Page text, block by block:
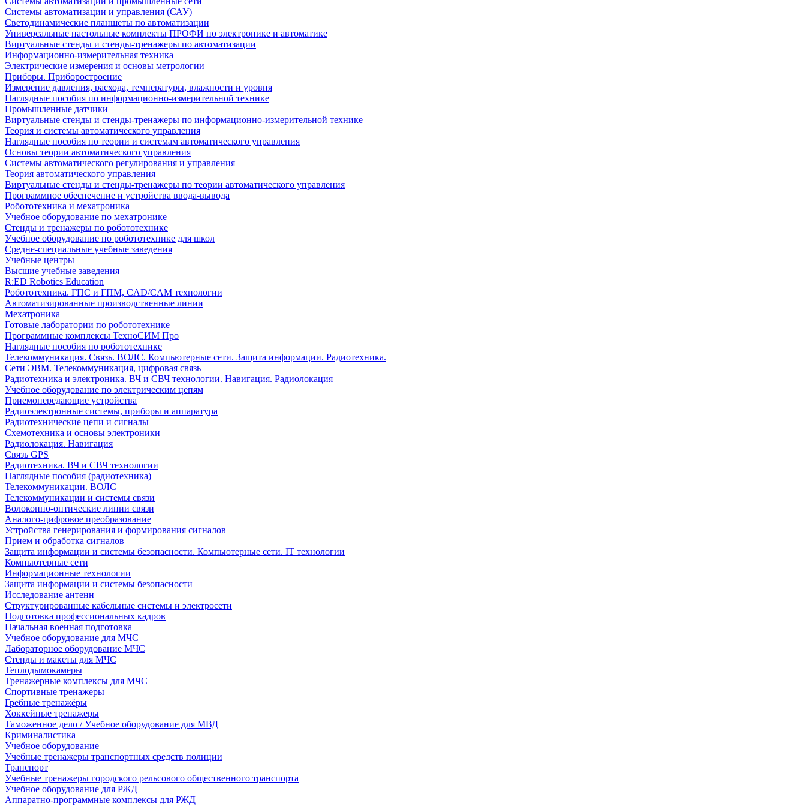
Системы автоматизации и управления (САУ)
Светодинамические планшеты по автоматизации
Универсальные настольные комплекты ПРОФИ по электронике и автоматике
Виртуальные стенды и стенды-тренажеры по автоматизации
Информационно-измерительная техника
Электрические измерения и основы метрологии
Приборы. Приборостроение
Измерение давления, расхода, температуры, влажности и уровня
Наглядные пособия по информационно-измерительной технике
Промышленные датчики
Виртуальные стенды и стенды-тренажеры по информационно-измерительной технике
Теория и системы автоматического управления
Наглядные пособия по теории и системам автоматического управления
Основы теории автоматического управления
Системы автоматического регулирования и управления
Теория автоматического управления
Виртуальные стенды и стенды-тренажеры по теории автоматического управления
Программное обеспечение и устройства ввода-вывода
Робототехника и мехатроника
Учебное оборудование по мехатронике
Стенды и тренажеры по робототехнике
Учебное оборудование по робототехнике для школ
Средне-специальные учебные заведения
Учебные центры
Высшие учебные заведения
R:ED Robotics Education
Робототехника. ГПС и ГПМ, CAD/CAM технологии
Автоматизированные производственные линии
Мехатроника
Готовые лаборатории по робототехнике
Программные комплексы ТехноСИМ Про
Наглядные пособия по робототехнике
Телекоммуникация. Связь. ВОЛС. Компьютерные сети. Защита информации. Радиотехника.
Сети ЭВМ. Телекоммуникация, цифровая связь
Радиотехника и электроника. ВЧ и СВЧ технологии. Навигация. Радиолокация
Учебное оборудование по электрическим цепям
Приемопередающие устройства
Радиоэлектронные системы, приборы и аппаратура
Радиотехнические цепи и сигналы
Схемотехника и основы электроники
Радиолокация. Навигация
Связь GPS
Радиотехника. ВЧ и СВЧ технологии
Наглядные пособия (радиотехника)
Телекоммуникации. ВОЛС
Телекоммуникации и системы связи
Волоконно-оптические линии связи
Аналого-цифровое преобразование
Устройства генерирования и формирования сигналов
Прием и обработка сигналов
Защита информации и системы безопасности. Компьютерные сети. IT технологии
Компьютерные сети
Информационные технологии
Защита информации и системы безопасности
Исследование антенн
Структурированные кабельные системы и электросети
Подготовка профессиональных кадров
Начальная военная подготовка
Учебное оборудование для МЧС
Лабораторное оборудование МЧС
Стенды и макеты для МЧС
Теплодымокамеры
Тренажерные комплексы для МЧС
Спортивные тренажеры
Гребные тренажёры
Хоккейные тренажеры
Таможенное дело / Учебное оборудование для МВД
Криминалистика
Учебное оборудование
Учебные тренажеры транспортных средств полиции
Транспорт
Учебные тренажеры городского рельсового общественного транспорта
Учебное оборудование для РЖД
Аппаратно-программные комплексы для РЖД